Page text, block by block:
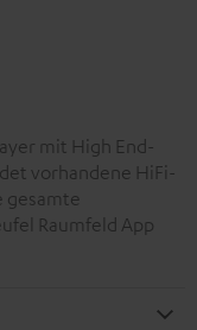
mit High End-
vorhandene HiFi-
gesamte
Raumfeld App